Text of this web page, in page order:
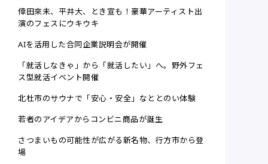
倖田來未、平井大、とき宣も！豪華アーティスト出
演のフェスにウキウキ
AIを活用した合同企業説明会が開催
「就活しなきゃ」から「就活したい」へ。野外フェ
ス型就活イベント開催
北杜市のサウナで「安心・安全」なととのい体験
若者のアイデアからコンビニ商品が誕生
さつまいもの可能性が広がる新名物、行方市から登
場